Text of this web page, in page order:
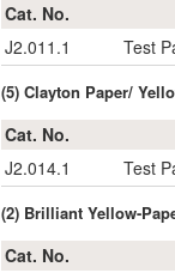
Cat. No.
J2.011.1
Test
(5) Clayton Paper/
Cat. No.
J2.014.1
Test
(2) Brilliant Yellow-
Cat. No.